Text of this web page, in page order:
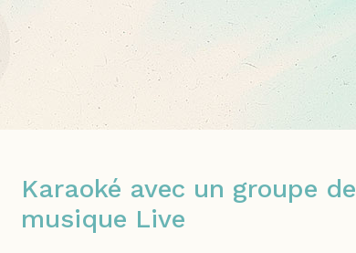
Karaoké avec un groupe de
musique Live